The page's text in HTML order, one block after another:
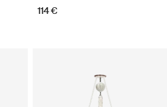
114 €